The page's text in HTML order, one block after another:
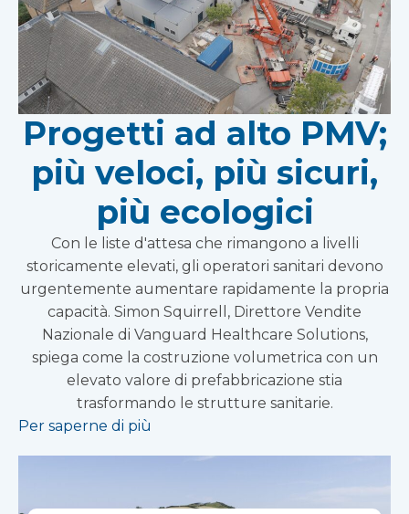
Progetti ad alto PMV;
più veloci, più sicuri,
più ecologici
Con le liste d'attesa che rimangono a livelli
storicamente elevati, gli operatori sanitari devono
urgentemente aumentare rapidamente la propria
capacità. Simon Squirrell, Direttore Vendite
Nazionale di Vanguard Healthcare Solutions,
spiega come la costruzione volumetrica con un
elevato valore di prefabbricazione stia
trasformando le strutture sanitarie.
Per saperne di più